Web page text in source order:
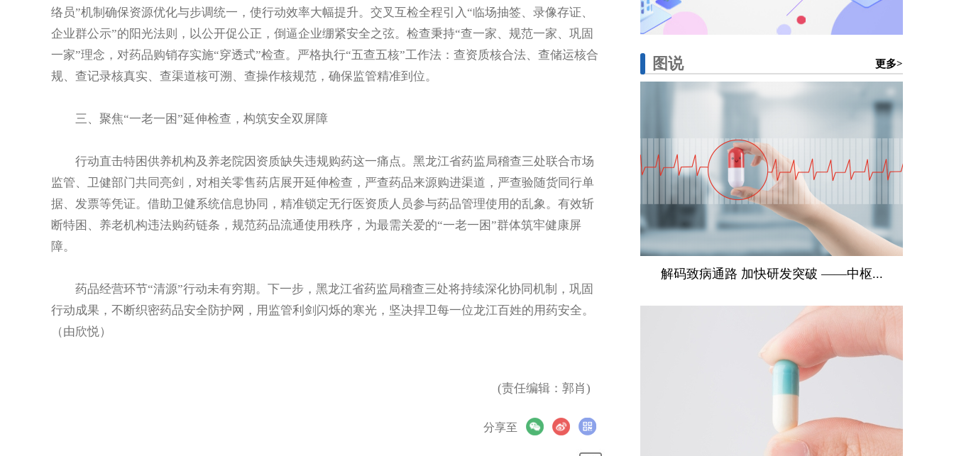
络员”机制确保资源优化与步调统一，使行动效率大幅提升。交叉互检全程引入“临场抽签、录像存证、
企业群公示”的阳光法则，以公开促公正，倒逼企业绷紧安全之弦。检查秉持“查一家、规范一家、巩固
一家”理念，对药品购销存实施“穿透式”检查。严格执行“五查五核”工作法：查资质核合法、查储运核合
规、查记录核真实、查渠道核可溯、查操作核规范，确保监管精准到位。
三、聚焦“一老一困”延伸检查，构筑安全双屏障
行动直击特困供养机构及养老院因资质缺失违规购药这一痛点。黑龙江省药监局稽查三处联合市场
监管、卫健部门共同亮剑，对相关零售药店展开延伸检查，严查药品来源购进渠道，严查验随货同行单
据、发票等凭证。借助卫健系统信息协同，精准锁定无行医资质人员参与药品管理使用的乱象。有效斩
断特困、养老机构违法购药链条，规范药品流通使用秩序，为最需关爱的“一老一困”群体筑牢健康屏
障。
药品经营环节“清源”行动未有穷期。下一步，黑龙江省药监局稽查三处将持续深化协同机制，巩固
行动成果，不断织密药品安全防护网，用监管利剑闪烁的寒光，坚决捍卫每一位龙江百姓的用药安全。
（由欣悦）
(责任编辑：郭肖)
分享至
图说 更多>
解码致病通路 加快研发突破 ——中枢...